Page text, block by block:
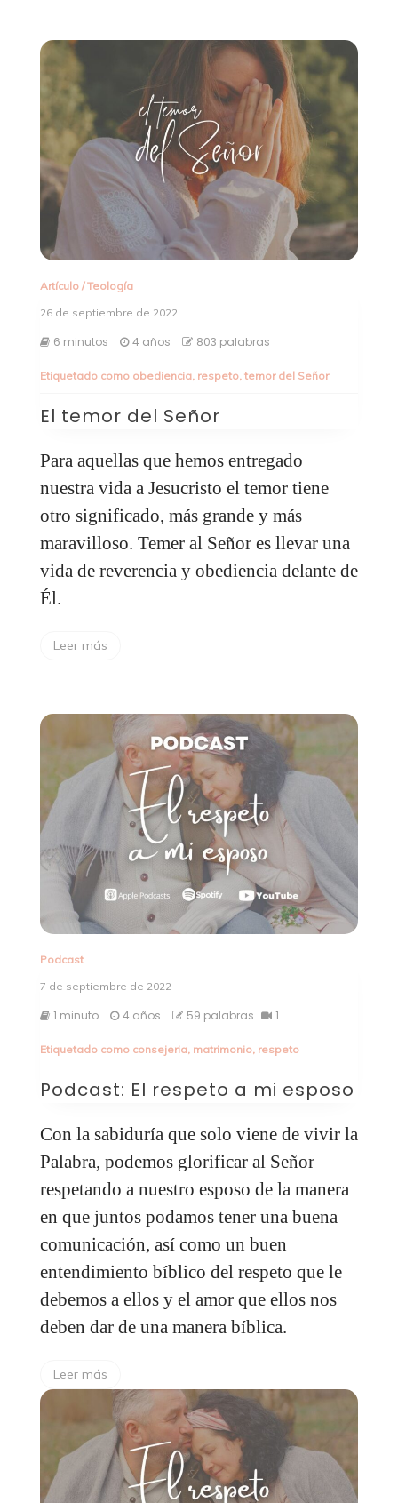
Artículo/Teología
26 de septiembre de 2022
6 minutos 4 años 803 palabras
Etiquetado como obediencia, respeto, temor del Señor
El temor del Señor
Para aquellas que hemos entregado
nuestra vida a Jesucristo el temor tiene
otro significado, más grande y más
maravilloso. Temer al Señor es llevar una
vida de reverencia y obediencia delante de
Él.
Leer más
Podcast
7 de septiembre de 2022
1 minuto 4 años 59 palabras 1
Etiquetado como consejeria, matrimonio, respeto
Podcast: El respeto a mi esposo
Con la sabiduría que solo viene de vivir la
Palabra, podemos glorificar al Señor
respetando a nuestro esposo de la manera
en que juntos podamos tener una buena
comunicación, así como un buen
entendimiento bíblico del respeto que le
debemos a ellos y el amor que ellos nos
deben dar de una manera bíblica.
Leer más